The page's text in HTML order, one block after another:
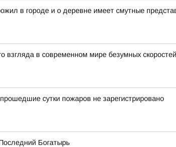
в городе и о деревне имеет смутные
взгляда в современном мире безумных
сутки пожаров не зарегистрировано
Богатырь